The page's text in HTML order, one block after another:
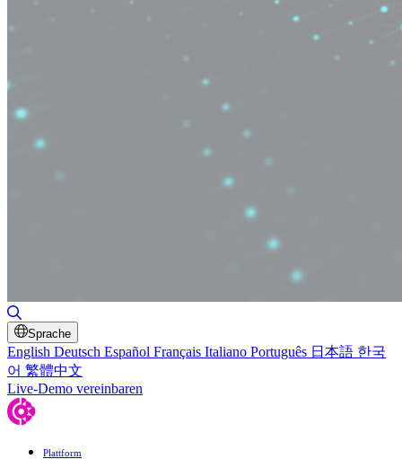
Sprache
English Deutsch Español Français Italiano Português 日本語 한국
어 繁體中文
Live-Demo vereinbaren
Plattform